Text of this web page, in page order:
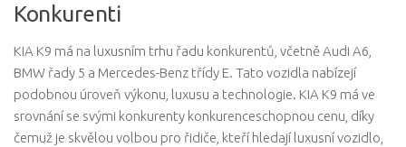
Konkurenti
KIA K9 má na luxusním trhu řadu konkurentů, včetně Audi A6,
BMW řady 5 a Mercedes-Benz třídy E. Tato vozidla nabízejí
podobnou úroveň výkonu, luxusu a technologie. KIA K9 má ve
srovnání se svými konkurenty konkurenceschopnou cenu, díky
čemuž je skvělou volbou pro řidiče, kteří hledají luxusní vozidlo,